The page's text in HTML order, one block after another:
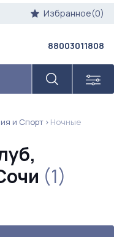
Избранное(0)
88003011808
и Спорт
Ночные
(1)